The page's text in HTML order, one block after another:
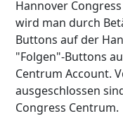
Hannover
wird man durch
Buttons auf der
"Folgen"-Buttons
Centrum Account.
ausgeschlossen
Congress Centrum.